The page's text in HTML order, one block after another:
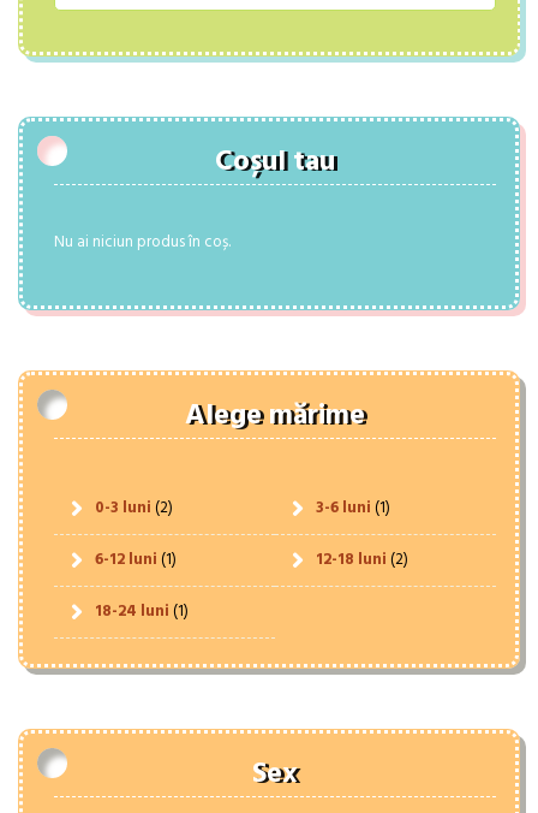
Coșul tau
Nu ai niciun produs în coș.
Alege mărime
0-3 luni(2) 3-6 luni(1)
6-12 luni(1) 12-18 luni(2)
18-24 luni(1)
Sex